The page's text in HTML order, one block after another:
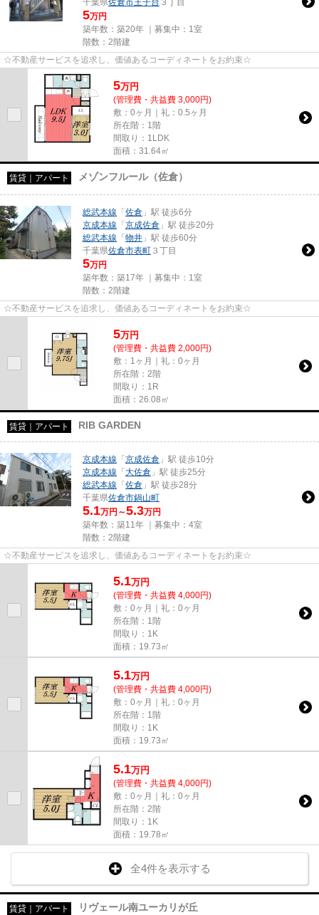
千葉県佐倉市王子台 ３丁目
5万円
築年数：築20年 ｜募集中： 1室
階数：2階建
☆不動産サービスを追求し、価値あるコーディネートをお約束☆
5万円
(管理費・共益費 3,000円)
敷：0ヶ月｜礼：0.5ヶ月
所在階：1階
間取り：1LDK
面積：31.64㎡
賃貸｜アパート メゾンフルール（佐倉）
総武本線 「 佐倉 」駅 徒歩6分
京成本線 「 京成佐倉 」駅 徒歩20分
総武本線 「 物井 」駅 徒歩60分
千葉県佐倉市表町 ３丁目
5万円
築年数：築17年 ｜募集中： 1室
階数：2階建
☆不動産サービスを追求し、価値あるコーディネートをお約束☆
5万円
(管理費・共益費 2,000円)
敷：1ヶ月｜礼：0ヶ月
所在階：2階
間取り：1R
面積：26.08㎡
賃貸｜アパート RIB GARDEN
京成本線 「 京成佐倉 」駅 徒歩10分
京成本線 「 大佐倉 」駅 徒歩25分
総武本線 「 佐倉 」駅 徒歩28分
千葉県佐倉市鍋山町
5.1万円～5.3万円
築年数：築11年 ｜募集中： 4室
階数：2階建
☆不動産サービスを追求し、価値あるコーディネートをお約束☆
5.1万円
(管理費・共益費 4,000円)
敷：0ヶ月｜礼：0ヶ月
所在階：1階
間取り：1K
面積：19.73㎡
5.1万円
(管理費・共益費 4,000円)
敷：0ヶ月｜礼：0ヶ月
所在階：1階
間取り：1K
面積：19.73㎡
5.1万円
(管理費・共益費 4,000円)
敷：0ヶ月｜礼：0ヶ月
所在階：2階
間取り：1K
面積：19.78㎡
全4件を表示する
賃貸｜アパート リヴェール南ユーカリが丘